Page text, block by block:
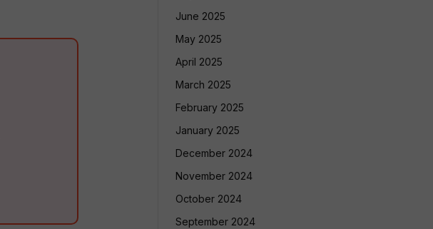
June 2025
May 2025
April 2025
March 2025
February 2025
January 2025
December 2024
November 2024
October 2024
September 2024